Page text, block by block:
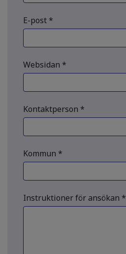
E-post *
Websidan *
Kontaktperson *
Kommun *
Instruktioner för ansökan *